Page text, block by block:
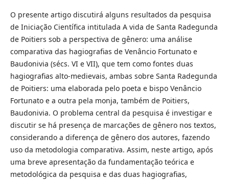
O presente artigo discutirá alguns resultados da pesquisa
de Iniciação Científica intitulada A vida de Santa Radegunda
de Poitiers sob a perspectiva de gênero: uma análise
comparativa das hagiografias de Venâncio Fortunato e
Baudonivia (sécs. VI e VII), que tem como fontes duas
hagiografias alto-medievais, ambas sobre Santa Radegunda
de Poitiers: uma elaborada pelo poeta e bispo Venâncio
Fortunato e a outra pela monja, também de Poitiers,
Baudonivia. O problema central da pesquisa é investigar e
discutir se há presença de marcações de gênero nos textos,
considerando a diferença de gênero dos autores, fazendo
uso da metodologia comparativa. Assim, neste artigo, após
uma breve apresentação da fundamentação teórica e
metodológica da pesquisa e das duas hagiografias,